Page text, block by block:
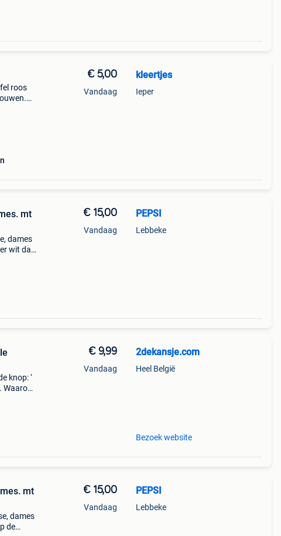
roos
€ 5,00
Vandaag
kleertjes
Ieper
mt
dames
wit dan
€ 15,00
Vandaag
PEPSI
Lebbeke
knop: ‘
Waarom
€ 9,99
Vandaag
2dekansje.com
Heel België
Bezoek website
mt
dames
de
€ 15,00
Vandaag
PEPSI
Lebbeke